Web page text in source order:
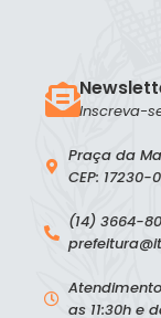
Praça da
CEP: 17230-
(14) 3664-
as 11:30h e
Inscreva-